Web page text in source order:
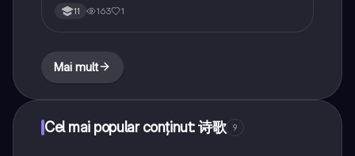
11 163 1
Mai mult
Cel mai popular conținut: 诗歌 9